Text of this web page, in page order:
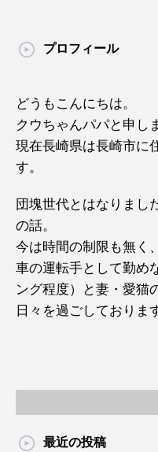
プロフィール
どうもこんにちは。
クウちゃんパパと申し
現在長崎県は長崎市に
す。
団塊世代とはなりまし
の話。
今は時間の制限も無く
車の運転手として勤め
ング程度）と妻・愛猫
日々を過ごしておりま
最近の投稿